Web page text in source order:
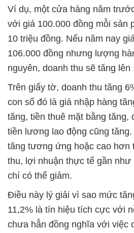
Ví dụ, một cửa hàng năm
với giá 100.000 đồng mỗi sản
10 triệu đồng. Nếu năm nay
106.000 đồng nhưng lượng
nguyên, doanh thu sẽ tăng lên
Trên giấy tờ, doanh thu tăng
con số đó là giá nhập hàng
tăng, tiền thuê mặt bằng tăng,
tiền lương lao động cũng
tăng tương ứng hoặc cao hơn
thu, lợi nhuận thực tế gần như
chí có thể giảm.
Điều này lý giải vì sao mức
11,2% là tín hiệu tích cực với
chưa hẳn đồng nghĩa với việc